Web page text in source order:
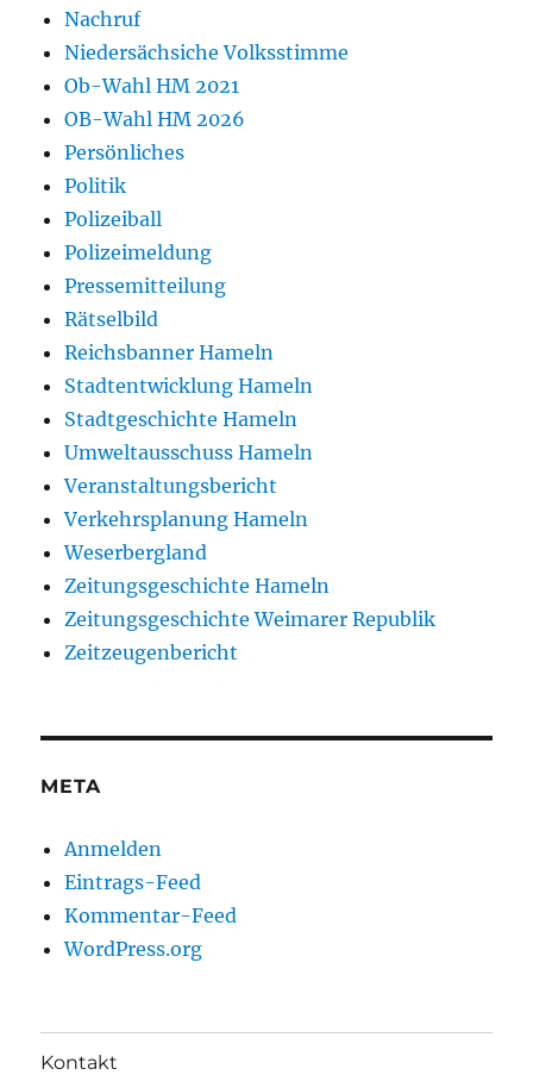
Nachruf
Niedersächsiche Volksstimme
Ob-Wahl HM 2021
OB-Wahl HM 2026
Persönliches
Politik
Polizeiball
Polizeimeldung
Pressemitteilung
Rätselbild
Reichsbanner Hameln
Stadtentwicklung Hameln
Stadtgeschichte Hameln
Umweltausschuss Hameln
Veranstaltungsbericht
Verkehrsplanung Hameln
Weserbergland
Zeitungsgeschichte Hameln
Zeitungsgeschichte Weimarer Republik
Zeitzeugenbericht
META
Anmelden
Eintrags-Feed
Kommentar-Feed
WordPress.org
Kontakt